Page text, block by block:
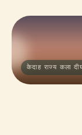
केदाह राज्य कला